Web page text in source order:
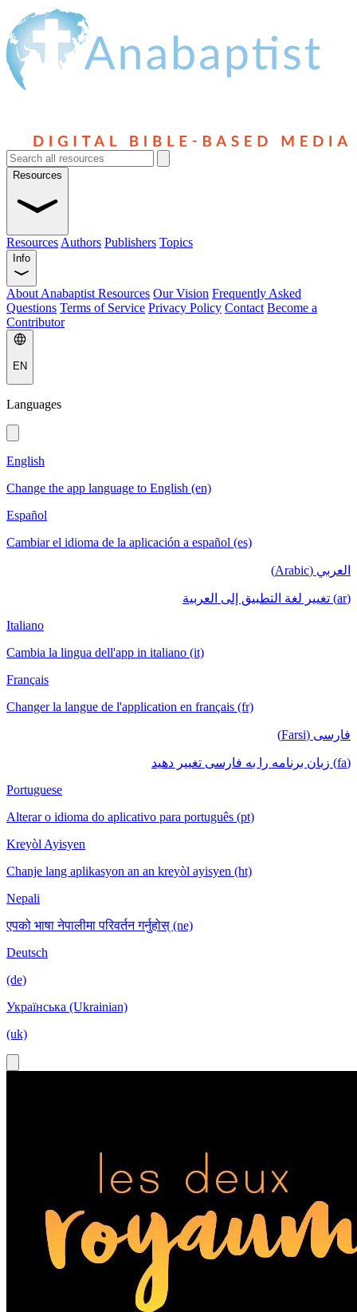
Resources
Resources Authors Publishers Topics
Info
About Anabaptist Resources Our Vision Frequently Asked
Questions Terms of Service Privacy Policy Contact Become a
Contributor
EN
Languages
English
Change the app language to English (en)
Español
Cambiar el idioma de la aplicación a español (es)
العربي (Arabic)
(ar) تغيير لغة التطبيق إلى العربية
Italiano
Cambia la lingua dell'app in italiano (it)
Français
Changer la langue de l'application en français (fr)
فارسی (Farsi)
(fa) زبان برنامه را به فارسی تغییر دهید
Portuguese
Alterar o idioma do aplicativo para português (pt)
Kreyòl Ayisyen
Chanje lang aplikasyon an an kreyòl ayisyen (ht)
Nepali
एपको भाषा नेपालीमा परिवर्तन गर्नुहोस् (ne)
Deutsch
(de)
Українська (Ukrainian)
(uk)